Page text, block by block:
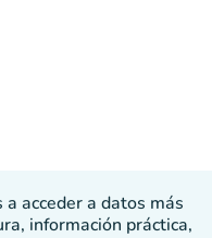
acceder a datos más
información práctica,